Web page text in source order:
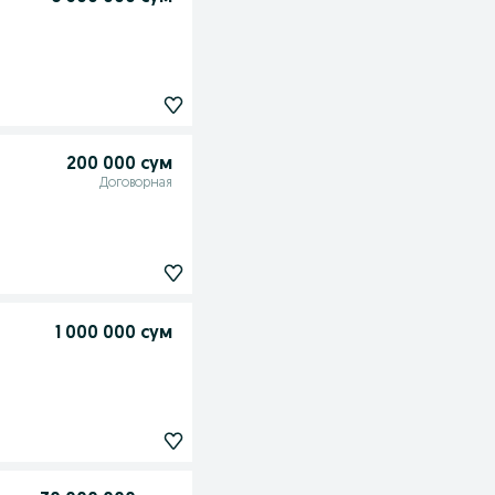
200 000 сум
Договорная
1 000 000 сум